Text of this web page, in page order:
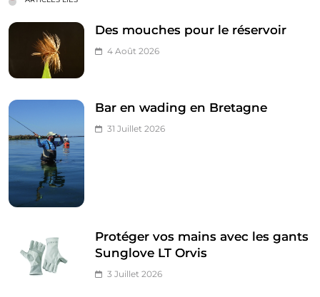
Des mouches pour le réservoir
4 Août 2026
Bar en wading en Bretagne
31 Juillet 2026
Protéger vos mains avec les gants
Sunglove LT Orvis
3 Juillet 2026